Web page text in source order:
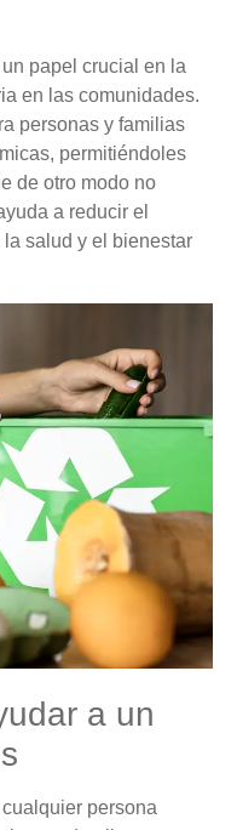
papel crucial en la
en las comunidades.
personas y familias
permitiéndoles
de otro modo no
a reducir el
salud y el bienestar
a un
persona